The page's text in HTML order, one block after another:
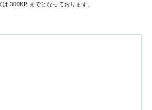
300KB までとなっております。